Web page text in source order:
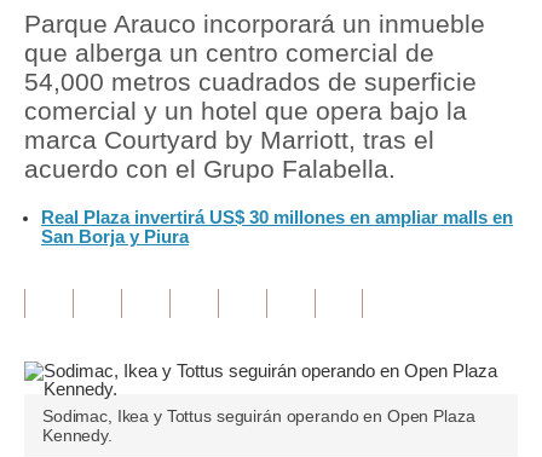
Política
Finanzas Personales
Plus G
Opinión
Pregunta de hoy
Blogs
Parque Arauco incorporará un inmueble
que alberga un centro comercial de
54,000 metros cuadrados de superficie
comercial y un hotel que opera bajo la
marca Courtyard by Marriott, tras el
acuerdo con el Grupo Falabella.
Real Plaza invertirá US$ 30 millones en ampliar malls en
San Borja y Piura
Sodimac, Ikea y Tottus seguirán operando en Open Plaza
Kennedy.